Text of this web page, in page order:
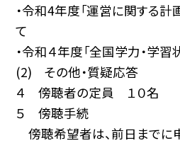
・令和4年度「運営に関する計
て
・令和４年度「全国学力・学
(2) その他・質疑応答
４ 傍聴者の定員 １０名
５ 傍聴手続
傍聴希望者は、前日までに